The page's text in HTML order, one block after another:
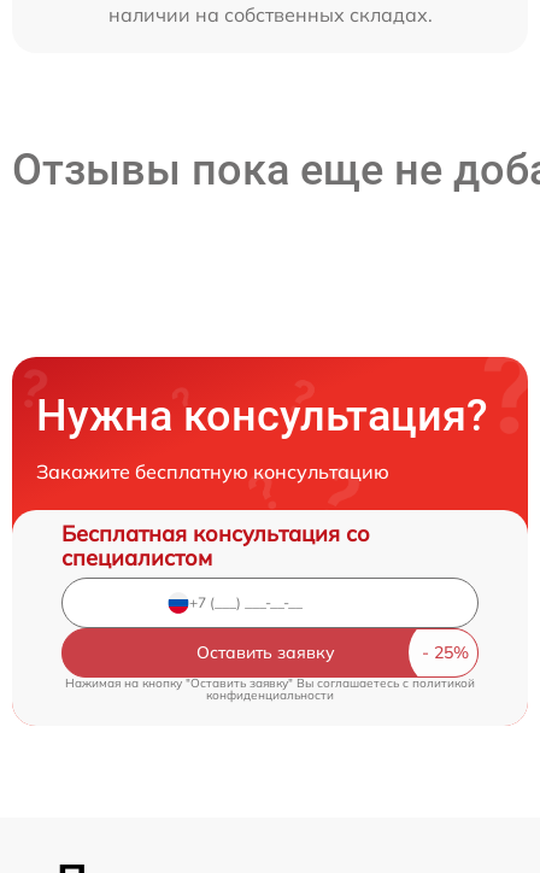
наличии на собственных складах.
Отзывы пока еще не
Нужна консультация?
Закажите бесплатную консультацию
Бесплатная консультация со
специалистом
Оставить заявку
Нажимая на кнопку "Оставить заявку" Вы соглашаетесь cполитикой
конфиденциальности